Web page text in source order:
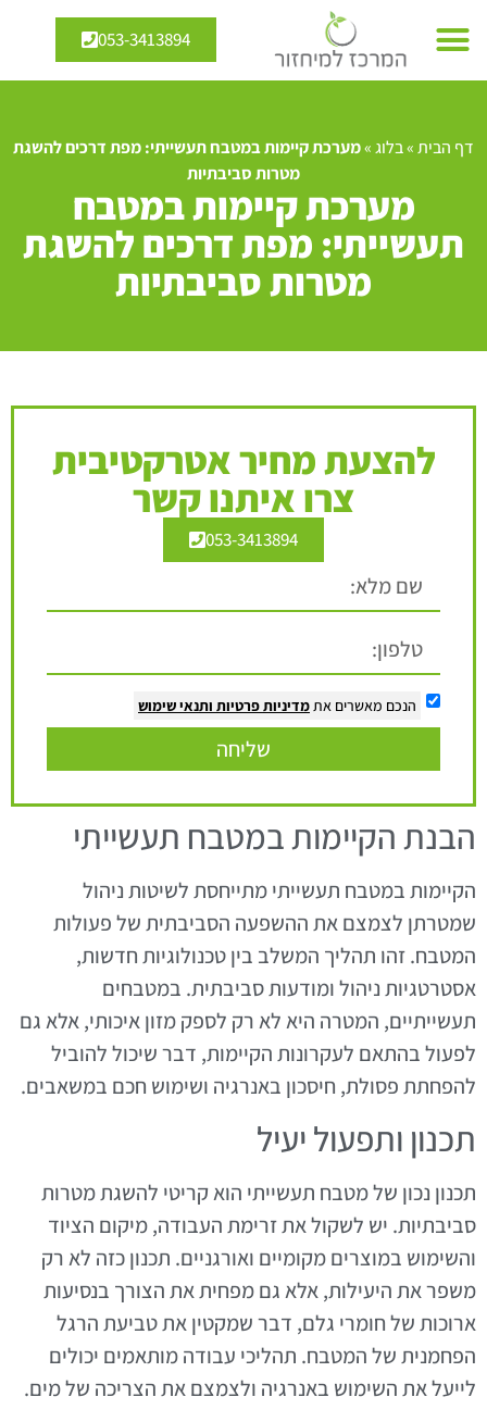
053-3413894
דף הבית»בלוג»מערכת קיימות במטבח תעשייתי: מפת דרכים להשגת
מטרות סביבתיות
מערכת קיימות במטבח
תעשייתי: מפת דרכים להשגת
מטרות סביבתיות
להצעת מחיר אטרקטיבית
צרו איתנו קשר
053-3413894
הנכם מאשרים את מדיניות פרטיות ותנאי שימוש
שליחה
הבנת הקיימות במטבח תעשייתי
הקיימות במטבח תעשייתי מתייחסת לשיטות ניהול
שמטרתן לצמצם את ההשפעה הסביבתית של פעולות
המטבח. זהו תהליך המשלב בין טכנולוגיות חדשות,
אסטרטגיות ניהול ומודעות סביבתית. במטבחים
תעשייתיים, המטרה היא לא רק לספק מזון איכותי, אלא גם
לפעול בהתאם לעקרונות הקיימות, דבר שיכול להוביל
להפחתת פסולת, חיסכון באנרגיה ושימוש חכם במשאבים.
תכנון ותפעול יעיל
תכנון נכון של מטבח תעשייתי הוא קריטי להשגת מטרות
סביבתיות. יש לשקול את זרימת העבודה, מיקום הציוד
והשימוש במוצרים מקומיים ואורגניים. תכנון כזה לא רק
משפר את היעילות, אלא גם מפחית את הצורך בנסיעות
ארוכות של חומרי גלם, דבר שמקטין את טביעת הרגל
הפחמנית של המטבח. תהליכי עבודה מותאמים יכולים
לייעל את השימוש באנרגיה ולצמצם את הצריכה של מים.